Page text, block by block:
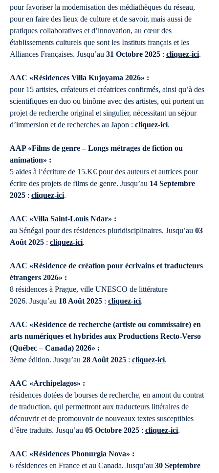
pour favoriser la modernisation des médiathèques du réseau,
pour en faire des lieux de culture et de savoir, mais aussi de
pratiques collaboratives et d’innovation, au cœur des
établissements culturels que sont les Instituts français et les
Alliances Françaises. Jusqu’au 31 Octobre 2025 : cliquez-ici.
AAC «Résidences Villa Kujoyama 2026» :
pour 15 artistes, créateurs et créatrices confirmés, ainsi qu’à des
scientifiques en duo ou binôme avec des artistes, qui portent un
projet de recherche original et singulier, nécessitant un séjour
d’immersion et de recherches au Japon : cliquez-ici.
AAP «Films de genre – Longs métrages de fiction ou
animation» :
5 aides à l‘écriture de 15.K€ pour des auteurs et autrices pour
écrire des projets de films de genre. Jusqu’au 14 Septembre
2025 : cliquez-ici.
AAC «Villa Saint-Louis Ndar» :
au Sénégal pour des résidences pluridisciplinaires. Jusqu’au 03
Août 2025 : cliquez-ici.
AAC «Résidence de création pour écrivains et traducteurs
étrangers 2026» :
8 résidences à Prague, ville UNESCO de littérature
2026. Jusqu’au 18 Août 2025 : cliquez-ici.
AAC «Résidence de recherche (artiste ou commissaire) en
arts numériques et hybrides aux Productions Recto-Verso
(Québec – Canada) 2026» :
3ème édition. Jusqu’au 28 Août 2025 : cliquez-ici.
AAC «Archipelagos» :
résidences dotées de bourses de recherche, en amont du contrat
de traduction, qui permettront aux traducteurs littéraires de
découvrir et de promouvoir de nouveaux textes susceptibles
d’être traduits. Jusqu’au 05 Octobre 2025 : cliquez-ici.
AAC «Résidences Phonurgia Nova» :
6 résidences en France et au Canada. Jusqu’au 30 Septembre